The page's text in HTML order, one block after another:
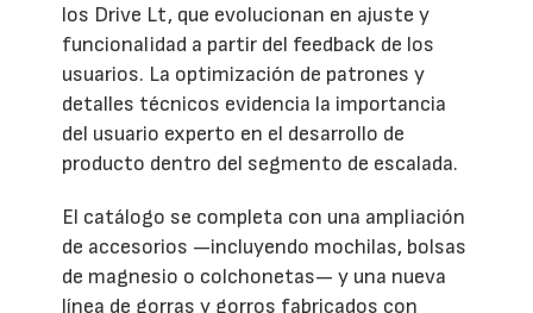
los Drive Lt, que evolucionan en ajuste y
funcionalidad a partir del feedback de los
usuarios. La optimización de patrones y
detalles técnicos evidencia la importancia
del usuario experto en el desarrollo de
producto dentro del segmento de escalada.
El catálogo se completa con una ampliación
de accesorios —incluyendo mochilas, bolsas
de magnesio o colchonetas— y una nueva
línea de gorras y gorros fabricados con